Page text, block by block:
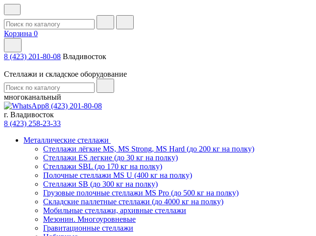
Корзина 0
8 (423) 201-80-08 Владивосток
Стеллажи и складское оборудование
многоканальный
8 (423) 201-80-08
г. Владивосток
8 (423) 258-23-33
Металлические стеллажи
Стеллажи лёгкие MS, MS Strong, MS Hard (до 200 кг на полку)
Стеллажи ES легкие (до 30 кг на полку)
Стеллажи SBL (до 170 кг на полку)
Полочные стеллажи MS U (400 кг на полку)
Стеллажи SB (до 300 кг на полку)
Грузовые полочные стеллажи MS Pro (до 500 кг на полку)
Складские паллетные стеллажи (до 4000 кг на полку)
Мобильные стеллажи, архивные стеллажи
Мезонин. Многоуровневые
Гравитационные стеллажи